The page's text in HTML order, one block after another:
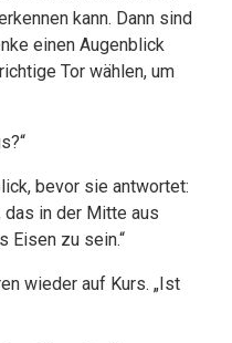
kann. Dann sind
einen Augenblick
Tor wählen, um
bevor sie antwortet:
das in der Mitte aus
Eisen zu sein.“
wieder auf Kurs. „Ist